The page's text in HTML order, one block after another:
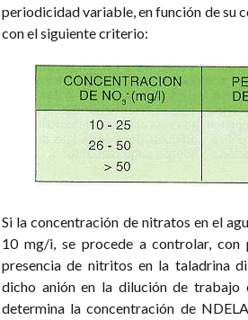
periodicidad variable, en función de su
con el siguiente criterio:
Si la concentración de nitratos en el
10 mg/i, se procede a controlar, con
presencia de nitritos en la taladrina
dicho anión en la dilución de trabajo
determina la concentración de